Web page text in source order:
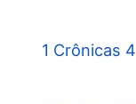
1 Crônicas 4